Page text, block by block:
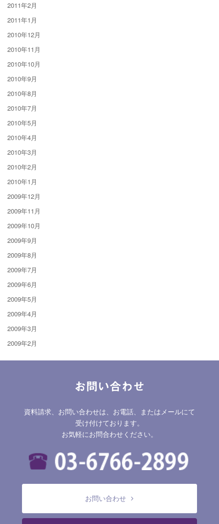
2011年2月
2011年1月
2010年12月
2010年11月
2010年10月
2010年9月
2010年8月
2010年7月
2010年5月
2010年4月
2010年3月
2010年2月
2010年1月
2009年12月
2009年11月
2009年10月
2009年9月
2009年8月
2009年7月
2009年6月
2009年5月
2009年4月
2009年3月
2009年2月
お問い合わせ
資料請求、お問い合わせは、お電話、またはメールにて
受け付けております。
お気軽にお問合わせください。
お問い合わせ